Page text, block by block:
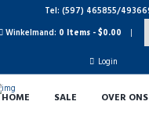
Tel: (597) 465855/
Winkelmand: 0 Items-$0.00
Login
HOME SALE OVER ONS